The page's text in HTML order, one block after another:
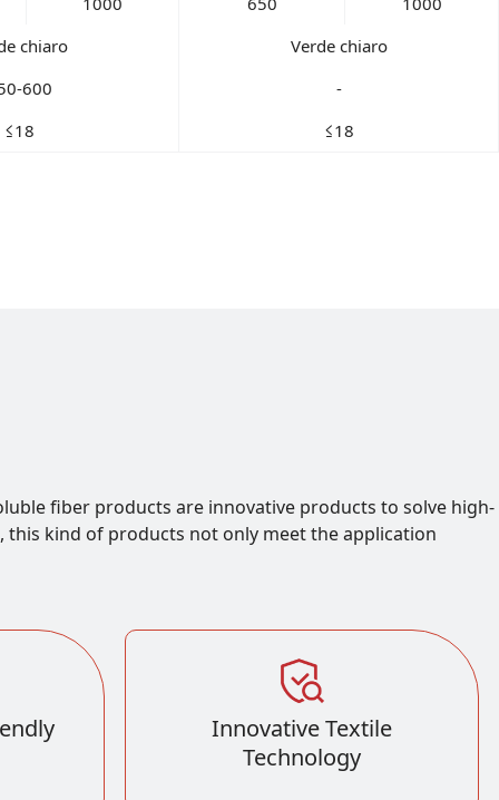
chiaro
Verde chiaro
600
-
≤18 ≤18
fiber products are innovative products to solve high-
kind of products not only meet the application
Innovative Textile
Technology